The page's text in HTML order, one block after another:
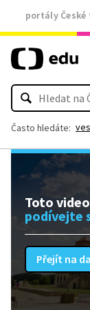
portály České
Často hledáte:
Toto
podívejte
Přejít na